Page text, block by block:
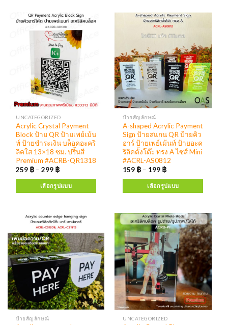
ป้ายสัญลักษณ์
A-shaped Acrylic Payment
Sign ป้ายสแกน QR ป้ายคิว
อาร์ ป้ายเพย์เม้นท์ ป้ายอะค
ริลิคตั้งโต๊ะ ทรง A ไซส์ Mini
#ACRL-AS0812
159 ฿ – 199 ฿
เลือกรูปแบบ
ป้ายสัญลักษณ์
UNCATEGORIZED
Acrylic Crystal Payment
Block ป้าย QR ป้ายเพย์เม้น
ท์ ป้ายชำระเงิน บล็อคอะคริ
ลิคใส 13×18 ซม. ปริ้นสี
Premium #ACRB-QR1318
259 ฿ –299 ฿
เลือกรูปแบบ
UNCATEGORIZED